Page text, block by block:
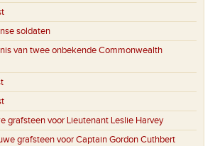
soldaten
van twee onbekende Commonwealth
grafsteen voor Lieutenant Leslie Harvey
grafsteen voor Captain Gordon Cuthbert